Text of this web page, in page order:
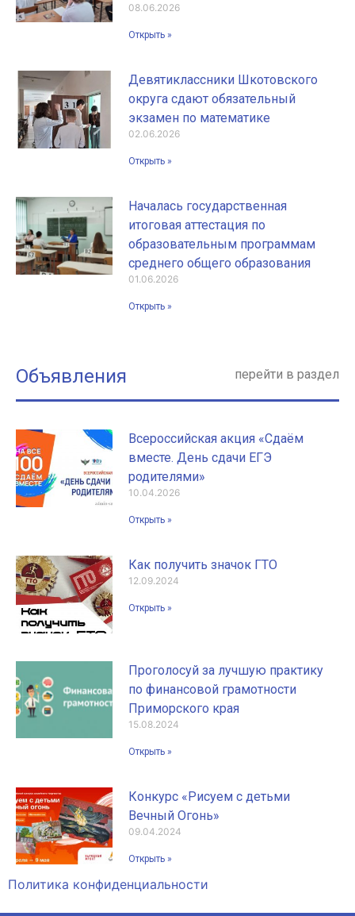
08.06.2026
Открыть »
Девятиклассники Шкотовского
округа сдают обязательный
экзамен по математике
02.06.2026
Открыть »
Началась государственная
итоговая аттестация по
образовательным программам
среднего общего образования
01.06.2026
Открыть »
Объявления перейти в раздел
Всероссийская акция «Сдаём
вместе. День сдачи ЕГЭ
родителями»
10.04.2026
Открыть »
Как получить значок ГТО
12.09.2024
Открыть »
Проголосуй за лучшую практику
по финансовой грамотности
Приморского края
15.08.2024
Открыть »
Конкурс «Рисуем с детьми
Вечный Огонь»
09.04.2024
Открыть »
Политика конфиденциальности